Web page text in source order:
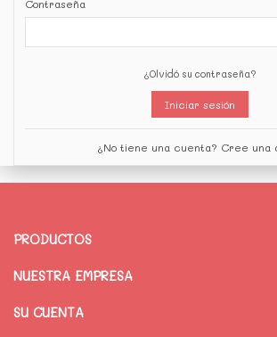
Contraseña
¿Olvidó su contraseña?
Iniciar sesión
¿No tiene una cuenta? Cree una
PRODUCTOS
NUESTRA EMPRESA
SU CUENTA